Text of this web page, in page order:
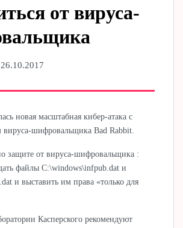
от вируса-
26.10.2017
новая масштабная кибер-атака с
вируса-шифровальщика Bad Rabbit.
защите от вируса-шифровальщика :
файлы C:\windows\infpub.dat и
и выставить им права «только для
Касперского рекомендуют